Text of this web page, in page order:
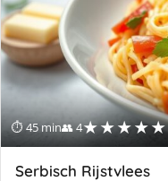
⏱ 45 min👥 4★★★★★
Serbisch Rijstvlees